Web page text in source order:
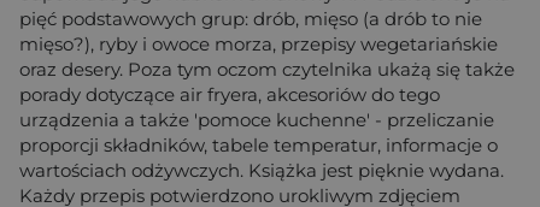
pięć podstawowych grup: drób, mięso (a drób to nie
mięso?), ryby i owoce morza, przepisy wegetariańskie
oraz desery. Poza tym oczom czytelnika ukażą się także
porady dotyczące air fryera, akcesoriów do tego
urządzenia a także 'pomoce kuchenne' - przeliczanie
proporcji składników, tabele temperatur, informacje o
wartościach odżywczych. Książka jest pięknie wydana.
Każdy przepis potwierdzono urokliwym zdjęciem